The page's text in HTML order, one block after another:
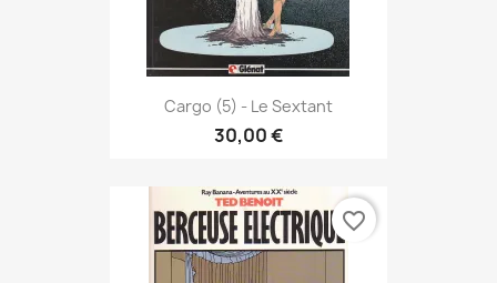
Cargo (5) - Le Sextant
30,00 €
favorite_border